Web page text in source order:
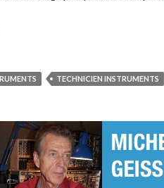
TECHNICIEN INSTRUMENTS